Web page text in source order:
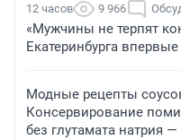
12 часов 9 966
«Мужчины не терпят
Екатеринбурга
Модные рецепты
Консервирование
без глутамата натрия